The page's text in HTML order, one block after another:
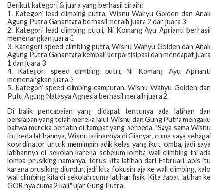
Berikut kategori & juara yang berhasil diraih:
1. Kategori lead climbing putra, Wisnu Wahyu Golden dan Anak
Agung Putra Ganantara berhasil meraih juara 2 dan juara 3
2. Kategori lead climbing putri, Ni Komang Ayu Aprianti berhasil
memenangkan juara 3
3. Kategori speed climbing putra, Wisnu Wahyu Golden dan Anak
Agung Putra Ganantara kembali berpartisipasi dan mendapat juara
1 dan juara 3
4. Kategori speed climbing putri, Ni Komang Ayu Aprianti
memenangkan juara 3
5. Kategori speed climbing campuran, Wisnu Wahyu Golden dan
Putu Agung Natasya Agnesia berhasil meraih juara 2.
Di balik pencapaian yang didapat tentunya ada latihan dan
persiapan yang telah mereka lalui. Wisnu dan Gung Putra mengaku
bahwa mereka berlatih di tempat yang berbeda, "Saya sama Wisnu
itu beda latihannya, Wisnu latihannya di Gianyar, cuma saya sebagai
koordinator untuk memimpin adik kelas yang ikut lomba, jadi saya
latihannya di sekolah karena sebelum lomba wall climbing ini ada
lomba prusiking namanya, terus kita latihan dari Februari, abis itu
karena prusiking diundur, jadi kita fokusin aja ke wall climbing, kalo
wall climbing kita di sekolah cuma latihan fisik. Kita dapat latihan ke
GOR nya cuma 2 kali," ujar Gung Putra.